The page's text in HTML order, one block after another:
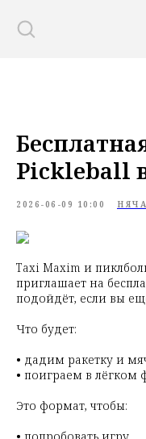
Pickleball
2026-06-09 10:00
Taxi Maxim и
приглашает на
подойдёт, если вы
Что будет:
• дадим ракетку и
• поиграем в лёгком
Это формат, чтобы: